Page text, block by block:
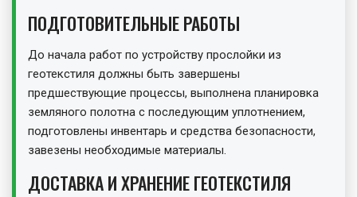
ПОДГОТОВИТЕЛЬНЫЕ РАБОТЫ
До начала работ по устройству прослойки из
геотекстиля должны быть завершены
предшествующие процессы, выполнена планировка
земляного полотна с последующим уплотнением,
подготовлены инвентарь и средства безопасности,
завезены необходимые материалы.
ДОСТАВКА И ХРАНЕНИЕ ГЕОТЕКСТИЛЯ